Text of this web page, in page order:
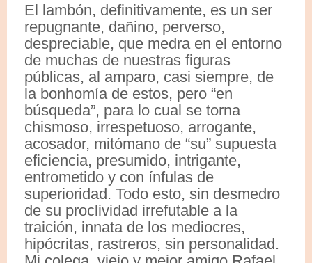
El lambón, definitivamente, es un ser
repugnante, dañino, perverso,
despreciable, que medra en el entorno
de muchas de nuestras figuras
públicas, al amparo, casi siempre, de
la bonhomía de estos, pero “en
búsqueda”, para lo cual se torna
chismoso, irrespetuoso, arrogante,
acosador, mitómano de “su” supuesta
eficiencia, presumido, intrigante,
entrometido y con ínfulas de
superioridad. Todo esto, sin desmedro
de su proclividad irrefutable a la
traición, innata de los mediocres,
hipócritas, rastreros, sin personalidad.